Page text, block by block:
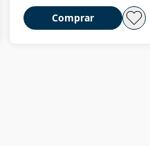
Comprar